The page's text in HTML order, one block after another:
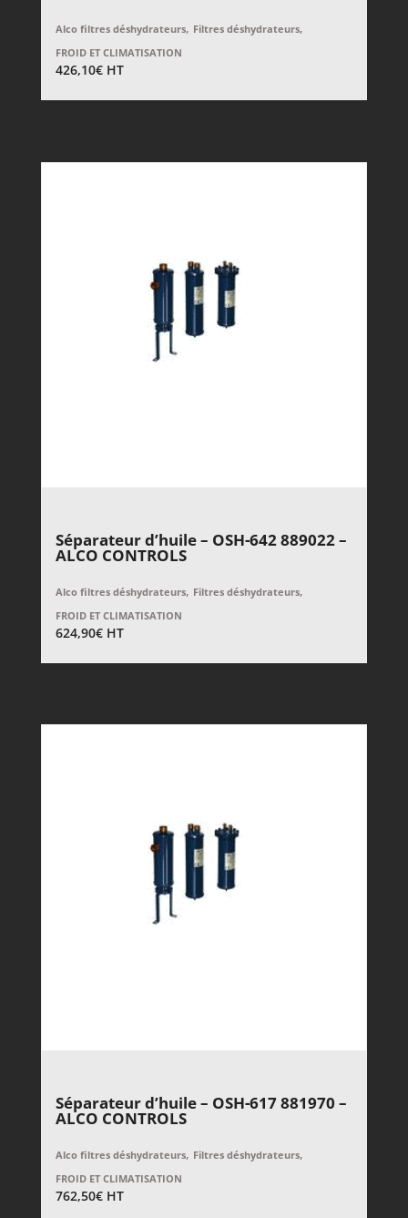
Alco filtres déshydrateurs, Filtres déshydrateurs,
FROID ET CLIMATISATION
426,10€ HT
Séparateur d’huile – OSH-642 889022 –
ALCO CONTROLS
Alco filtres déshydrateurs, Filtres déshydrateurs,
FROID ET CLIMATISATION
624,90€ HT
Séparateur d’huile – OSH-617 881970 –
ALCO CONTROLS
Alco filtres déshydrateurs, Filtres déshydrateurs,
FROID ET CLIMATISATION
762,50€ HT